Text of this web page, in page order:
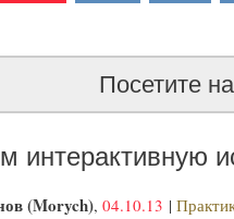
Посетите
интерактивную
(Morych), 04.10.13 |